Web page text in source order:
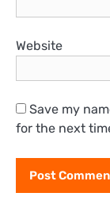
Website
Save my
for the next